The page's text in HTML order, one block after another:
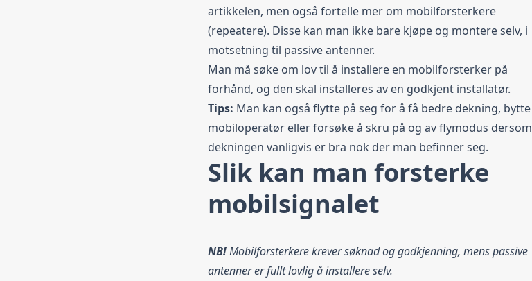
artikkelen, men også fortelle mer om mobilforsterkere
(repeatere). Disse kan man ikke bare kjøpe og montere selv, i
motsetning til passive antenner.
Man må søke om lov til å installere en mobilforsterker på
forhånd, og den skal installeres av en godkjent installatør.
Tips: Man kan også flytte på seg for å få bedre dekning, bytte
mobiloperatør eller forsøke å skru på og av flymodus dersom
dekningen vanligvis er bra nok der man befinner seg.
Slik kan man forsterke
mobilsignalet
NB!Mobilforsterkere krever søknad og godkjenning, mens passive
antenner er fullt lovlig å installere selv.